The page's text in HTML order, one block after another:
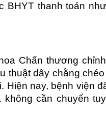
thanh toán
Chấn thương
thuật dây chằng
Hiện nay, bệnh viện
cần chuyển